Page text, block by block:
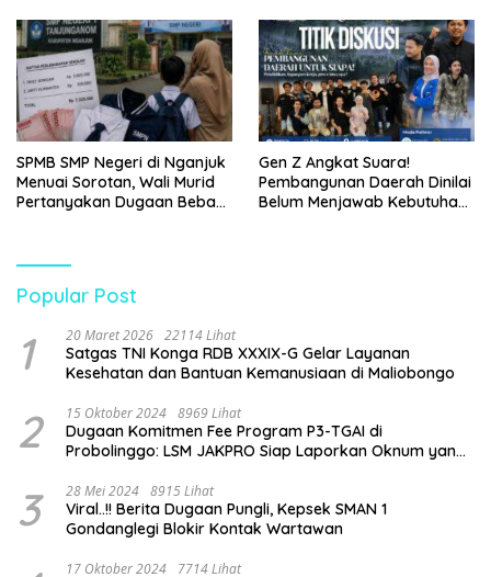
SPMB SMP Negeri di Nganjuk
Menuai Sorotan, Wali Murid
Pertanyakan Dugaan Beban
Pendidikan
Gen Z Angkat Suara!
Pembangunan Daerah Dinilai
Belum Menjawab Kebutuhan
Popular Post
1 20 Maret 2026 22114 Lihat
Satgas TNI Konga RDB XXXIX-G Gelar Layanan
Kesehatan dan Bantuan Kemanusiaan di Maliobongo
2 15 Oktober 2024 8969 Lihat
Dugaan Komitmen Fee Program P3-TGAI di
Probolinggo: LSM JAKPRO Siap Laporkan Oknum yang
3 28 Mei 2024 8915 Lihat
Viral..!! Berita Dugaan Pungli, Kepsek SMAN 1
Gondanglegi Blokir Kontak Wartawan
17 Oktober 2024 7714 Lihat